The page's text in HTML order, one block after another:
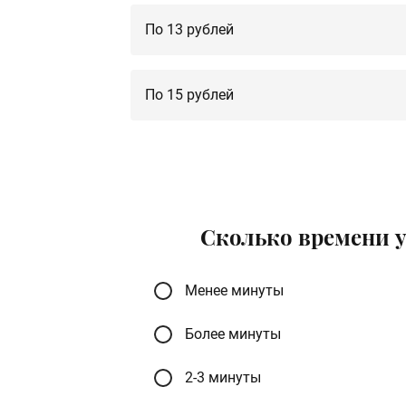
По 13 рублей
По 15 рублей
Сколько времени
Менее минуты
Более минуты
2-3 минуты